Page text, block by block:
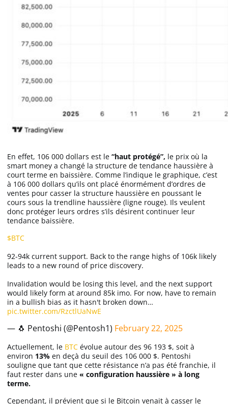
En effet, 106 000 dollars est le “haut protégé”, le prix où la
smart money a changé la structure de tendance haussière à
court terme en baissière. Comme l’indique le graphique, c’est
à 106 000 dollars qu’ils ont placé énormément d’ordres de
ventes pour casser la structure haussière en poussant le
cours sous la trendline haussière (ligne rouge). Ils veulent
donc protéger leurs ordres s’ils désirent continuer leur
tendance baissière.
$BTC
92-94k current support. Back to the range highs of 106k likely
leads to a new round of price discovery.
Invalidation would be losing this level, and the next support
would likely form at around 85k imo. For now, have to remain
in a bullish bias as it hasn't broken down…
pic.twitter.com/RzctlUaNwE
— 🐧 Pentoshi (@Pentosh1) February 22, 2025
Actuellement, le BTC évolue autour des 96 193 $, soit à
environ 13% en deçà du seuil des 106 000 $. Pentoshi
souligne que tant que cette résistance n’a pas été franchie, il
faut rester dans une « configuration haussière » à long
terme.
Cependant, il prévient que si le Bitcoin venait à casser le